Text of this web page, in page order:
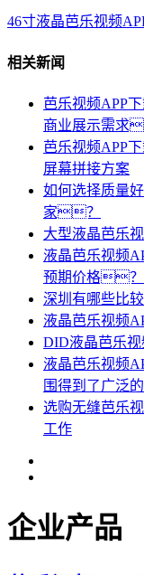
46寸液晶芭乐视频
相关新闻
芭乐视频APP
商业展示需求
芭乐视频APP
屏幕拼接方案
如何选择质量
家？
大型液晶芭乐
液晶芭乐视频
预期价格？
深圳有哪些比
液晶芭乐视频
DID液晶芭乐视
液晶芭乐视频
围得到了广泛
选购无缝芭乐
工作
企业产品